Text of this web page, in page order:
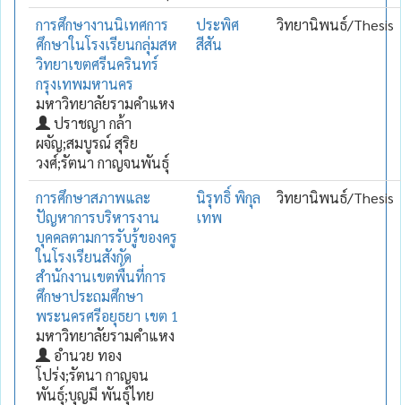
การศึกษางานนิเทศการ
ศึกษาในโรงเรียนกลุ่มสห
วิทยาเขตศรีนครินทร์
กรุงเทพมหานคร
มหาวิทยาลัยรามคำแหง
ปราชญา กล้า
ผจัญ;สมบูรณ์ สุริย
วงศ์;รัตนา กาญจนพันธุ์
ประพิศ
สีสัน
วิทยานิพนธ์/Thesis
การศึกษาสภาพและ
ปัญหาการบริหารงาน
บุคคลตามการรับรู้ของครู
ในโรงเรียนสังกัด
สำนักงานเขตพื้นที่การ
ศึกษาประถมศึกษา
พระนครศรีอยุธยา เขต 1
มหาวิทยาลัยรามคำแหง
อำนวย ทอง
โปร่ง;รัตนา กาญจน
พันธุ์;บุญมี พันธุ์ไทย
นิรุทธิ์ พิกุล
เทพ
วิทยานิพนธ์/Thesis